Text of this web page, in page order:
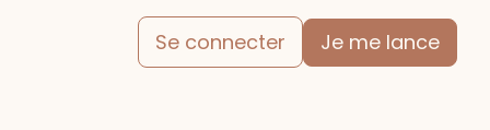
Se connecter Je me lance